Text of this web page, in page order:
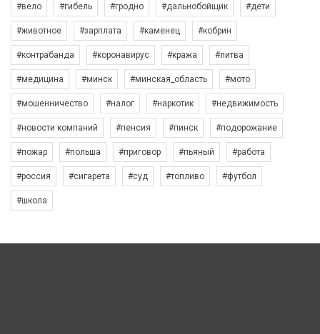
#вело #гибель #гродно #дальнобойщик #дети
#животное #зарплата #каменец #кобрин
#контрабанда #коронавирус #кража #литва
#медицина #минск #минская_область #мото
#мошенничество #налог #наркотик #недвижимость
#новости компаний #пенсия #пинск #подорожание
#пожар #польша #приговор #пьяный #работа
#россия #сигарета #суд #топливо #футбол
#школа